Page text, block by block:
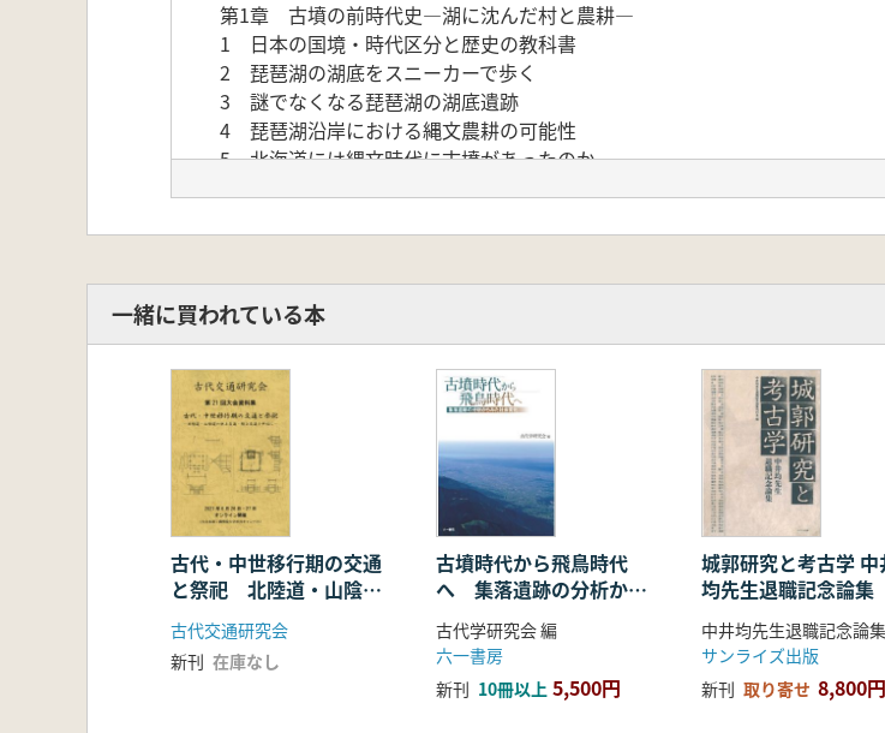
第1章 古墳の前時代史―湖に沈んだ村と農耕―
1 日本の国境・時代区分と歴史の教科書
2 琵琶湖の湖底をスニーカーで歩く
3 謎でなくなる琵琶湖の湖底遺跡
4 琵琶湖沿岸における縄文農耕の可能性
5 北海道には縄文時代に古墳があったのか
8 「邪馬台国近江説」の中心・旧野洲川の本流をさかのぼる
1 「墳丘墓」と「古墳」を築いた村をさがす
2 考古学者は古墳の年代をどのように想定したか
4 「首長権」あるいは「首長霊」を継承した場である古墳
5 古墳の竪穴式「石室」から「石槨」への言い換6 相次ぎ発見された「前
7 考古学・博物館学の古典とそこに見る古墳の項
第3章 古墳の形からみた近江の地域性
1 円墳の出現から大形前方後円墳の成立へ
2 琵琶湖を制した最初の地域の首長とは
3 六〇年安保と安土瓢箪山古墳のわずかなつながり
4 近江の旧郡ごとに古墳の違いはあるのか
5 首長墓は規模により3つの階層に分けられる
6 近江の首長墓の動向と画期を形から探る
7 古墳の石材を湖上輸送する
8 『琵琶湖をめぐる古墳と古墳群』からみた原始・古代の近江
一緒に買われている本
古代・中世移行期の交通
と祭祀 北陸道・山陰道
の水上交通・陸上交通を
中心に
古代交通研究会
新刊 在庫なし
古墳時代から飛鳥時代
へ 集落遺跡の分析から
みた社会変化
古代学研究会 編
六一書房
新刊 10冊以上 5,500円
城郭研究と考古学 中
均先生退職記念論集
サンライズ出版
新刊 取り寄せ 8,800円